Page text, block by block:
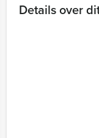
Details over